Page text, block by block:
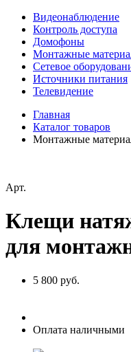
Видеонаблюдение
Контроль доступа
Домофоны
Монтажные
Сетевое
Источники питания
Телевидение
Главная
Каталог товаров
Монтажные
Арт.
Клещи
для
5 800 руб.
Оплата наличными